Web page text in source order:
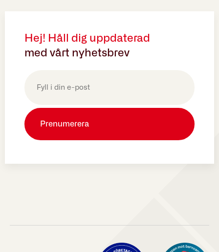
Hej! Håll dig uppdaterad
med vårt nyhetsbrev
(Obligatoriskt)